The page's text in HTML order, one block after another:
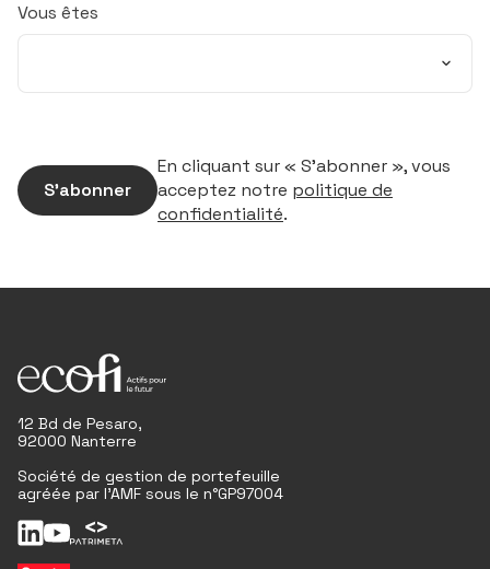
Vous êtes
S’abonner
En cliquant sur « S’abonner », vous
acceptez notre politique de
confidentialité.
12 Bd de Pesaro,
92000 Nanterre
Société de gestion de portefeuille
agréée par l'AMF sous le n°GP97004